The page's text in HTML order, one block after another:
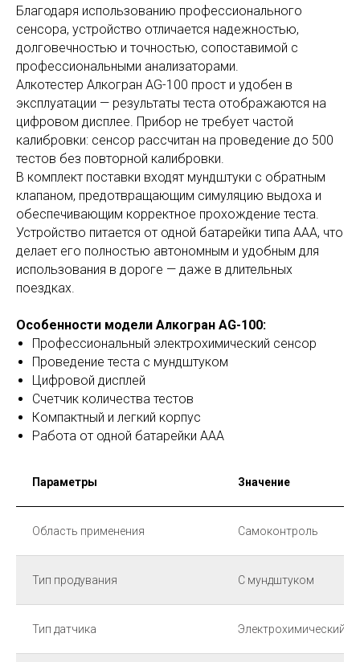
Благодаря использованию профессионального
сенсора, устройство отличается надежностью,
долговечностью и точностью, сопоставимой с
профессиональными анализаторами.
Алкотестер Алкогран AG-100 прост и удобен в
эксплуатации — результаты теста отображаются на
цифровом дисплее. Прибор не требует частой
калибровки: сенсор рассчитан на проведение до 500
тестов без повторной калибровки.
В комплект поставки входят мундштуки с обратным
клапаном, предотвращающим симуляцию выдоха и
обеспечивающим корректное прохождение теста.
Устройство питается от одной батарейки типа AAA, что
делает его полностью автономным и удобным для
использования в дороге — даже в длительных
поездках.
Особенности модели Алкогран AG-100:
Профессиональный электрохимический сенсор
Проведение теста с мундштуком
Цифровой дисплей
Счетчик количества тестов
Компактный и легкий корпус
Работа от одной батарейки AAA
Параметры Значение
Область применения Самоконтроль
Тип продувания С мундштуком
Тип датчика Электрохимический